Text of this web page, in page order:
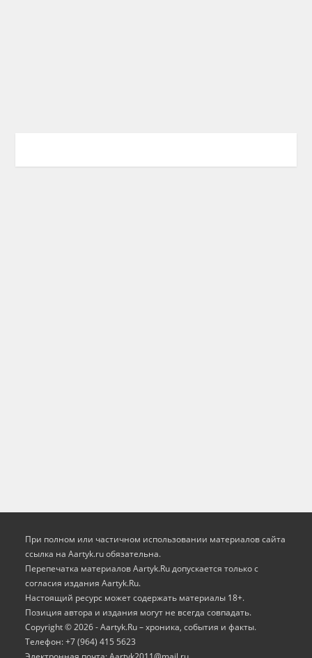
При полном или частичном использовании материалов сайта
ссылка на Aartyk.ru oбязательна.
Перепечатка материалов Aartyk.Ru допускается только с
согласия издания Aartyk.Ru.
Настоящий ресурс может содержать материалы 18+.
Позиция автора и издания могут не всегда совпадать.
Copyright © 2026 - Aartyk.Ru – хроника, события и факты.
Телефон: +7 (964) 415 5623